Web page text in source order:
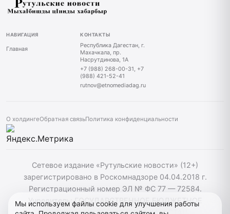
НАВИГАЦИЯ
Главная
КОНТАКТЫ
Республика Дагестан, г.
Махачкала, пр.
Насрутдинова, 1А
+7 (988) 268-00-31, +7
(988) 421-52-41
rutnov@etnomediadag.ru
О холдингеОбратная связьПолитика конфиденциальности
Сетевое издание «Рутульские новости» (12+)
зарегистрировано в Роскомнадзоре 04.04.2018 г.
Регистрационный номер ЭЛ № ФС 77 — 72584.
Учредитель: ГОСУДАРСТВЕННОЕ БЮДЖЕТНОЕ
УЧРЕЖДЕНИЕ РЕСПУБЛИКИ ДАГЕСТАН
Мы используем файлы cookie для улучшения работы